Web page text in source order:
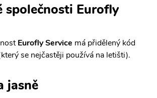
společnosti Eurofly
Eurofly Service má přidělený kód
se nejčastěji používá na letišti).
jasně